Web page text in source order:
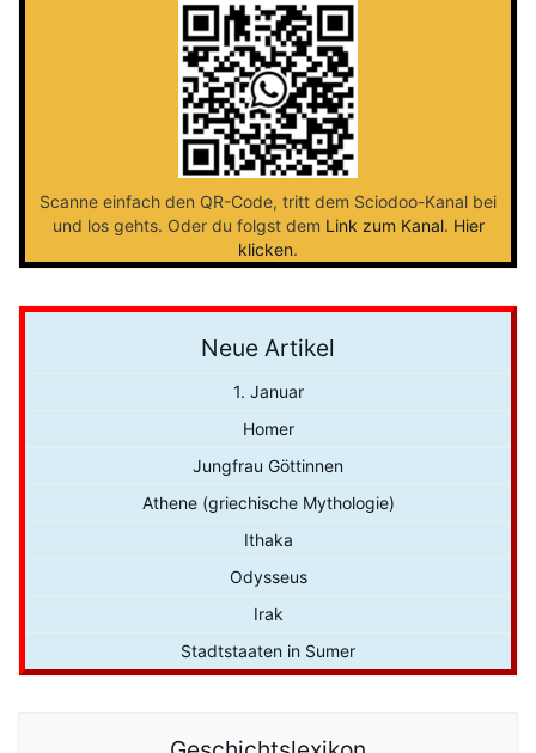
Scanne einfach den QR-Code, tritt dem Sciodoo-Kanal bei
und los gehts. Oder du folgst dem Link zum Kanal. Hier
klicken.
Neue Artikel
1. Januar
Homer
Jungfrau Göttinnen
Athene (griechische Mythologie)
Ithaka
Odysseus
Irak
Stadtstaaten in Sumer